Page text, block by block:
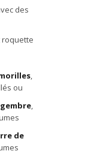
des
roquette
,
ou
,
de